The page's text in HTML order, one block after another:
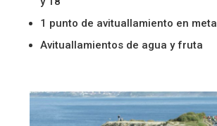
1 punto de avituallamiento en meta
Avituallamientos de agua y fruta